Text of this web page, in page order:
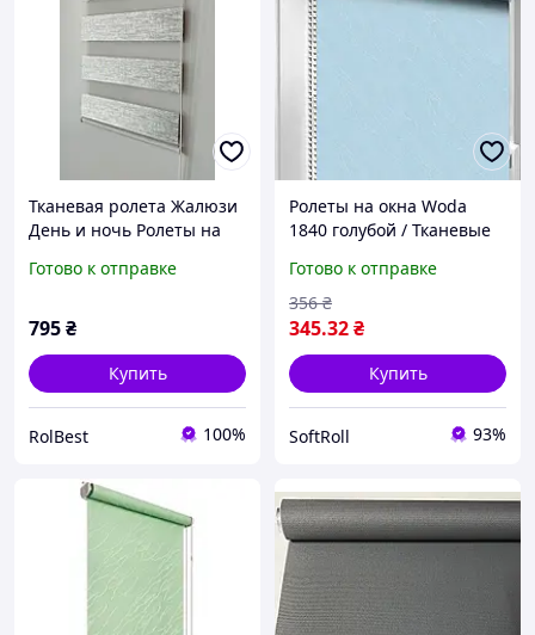
Тканевая ролета Жалюзи
День и ночь Ролеты на
День и ночь Феерия
серый 6
Готово к отправке
795₴
Купить
RolBest 100%
Ролеты на окна Woda
1840 голубой / Тканевые
Готово к отправке
345.32₴
356 ₴
Купить
SoftRoll 93%